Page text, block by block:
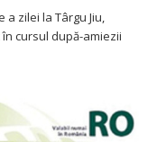
zilei la Târgu Jiu,
cursul după-amiezii